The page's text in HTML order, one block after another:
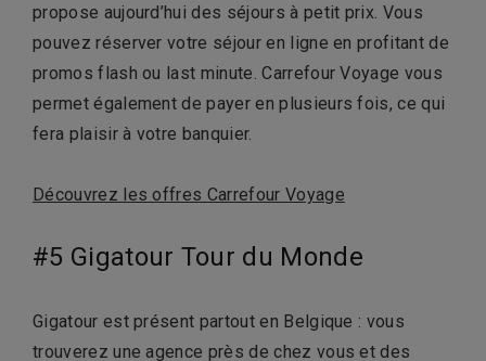
propose aujourd’hui des séjours à petit prix. Vous
pouvez réserver votre séjour en ligne en profitant de
promos flash ou last minute. Carrefour Voyage vous
permet également de payer en plusieurs fois, ce qui
fera plaisir à votre banquier.
Découvrez les offres Carrefour Voyage
#5 Gigatour Tour du Monde
Gigatour est présent partout en Belgique : vous
trouverez une agence près de chez vous et des